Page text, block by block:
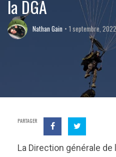
la DGA
Nathan Gain 1 septembre, 2022
PARTAGER
La Direction générale de